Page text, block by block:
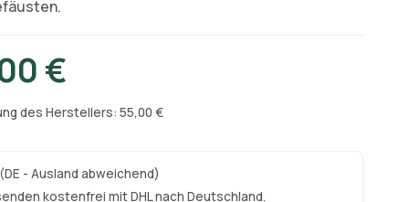
€
des Herstellers: 55,00 €
(DE - Ausland abweichend)
kostenfrei mit DHL nach Deutschland.